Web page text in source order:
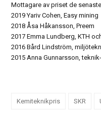
Mottagare av priset de
2019 Yariv Cohen, Easy mining
2018 Åsa Håkansson, Preem
2017 Emma Lundberg, KTH
2016 Bård Lindström,
2015 Anna Gunnarsson,
Kemiteknikpris SKR